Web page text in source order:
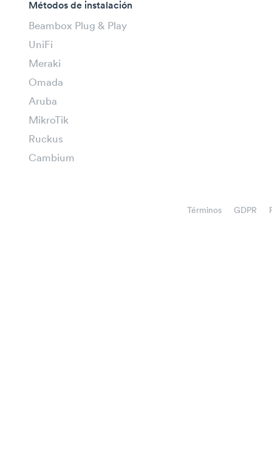
Métodos de instalación
Beambox Plug & Play
UniFi
Meraki
Omada
Aruba
MikroTik
Ruckus
Cambium
Términos GDPR